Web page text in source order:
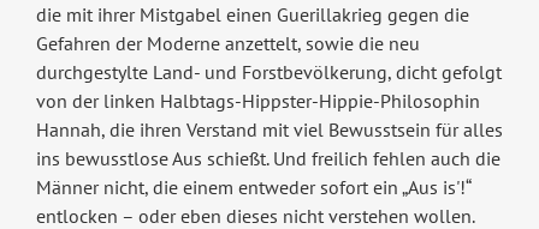
die mit ihrer Mistgabel einen Guerillakrieg gegen die
Gefahren der Moderne anzettelt, sowie die neu
durchgestylte Land- und Forstbevölkerung, dicht gefolgt
von der linken Halbtags-Hippster-Hippie-Philosophin
Hannah, die ihren Verstand mit viel Bewusstsein für alles
ins bewusstlose Aus schießt. Und freilich fehlen auch die
Männer nicht, die einem entweder sofort ein „Aus is'!“
entlocken – oder eben dieses nicht verstehen wollen.